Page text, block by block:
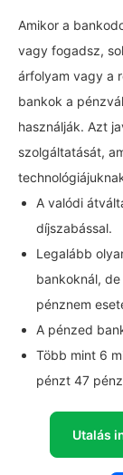
Amikor a
vagy fogadsz,
árfolyam vagy a
bankok a
használják. Azt
szolgáltatását,
A valódi
díjszabással.
Legalább
bankoknál,
pénznem
A pénzed
Több mint 6
pénzt 47
Utalás